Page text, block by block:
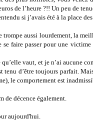
de l’heure ?!! Un peu de
si j’avais été à la place des
aussi lourdement, la
se faire passer pour une
vaut, et je n’ai aucune
d’être toujours parfait.
le comportement est
de décence également.
aujourd'hui.